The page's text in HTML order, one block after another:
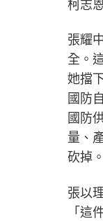
柯志
張耀
全。
她擋
國防
國防
量、
砍掉。
張以
「這